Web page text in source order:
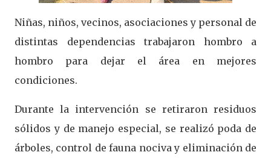
Niñas, niños, vecinos, asociaciones y personal de
distintas dependencias trabajaron hombro a
hombro para dejar el área en mejores
condiciones.
Durante la intervención se retiraron residuos
sólidos y de manejo especial, se realizó poda de
árboles, control de fauna nociva y eliminación de